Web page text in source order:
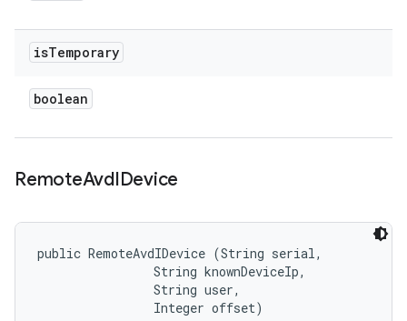
isTemporary
boolean
RemoteAvdIDevice
public RemoteAvdIDevice (String serial,
                String knownDeviceIp,
                String user,
                Integer offset)